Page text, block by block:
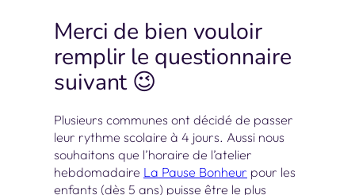
Merci de bien vouloir
remplir le questionnaire
suivant 😉
Plusieurs communes ont décidé de passer
leur rythme scolaire à 4 jours. Aussi nous
souhaitons que l’horaire de l’atelier
hebdomadaire La Pause Bonheur pour les
enfants (dès 5 ans) puisse être le plus